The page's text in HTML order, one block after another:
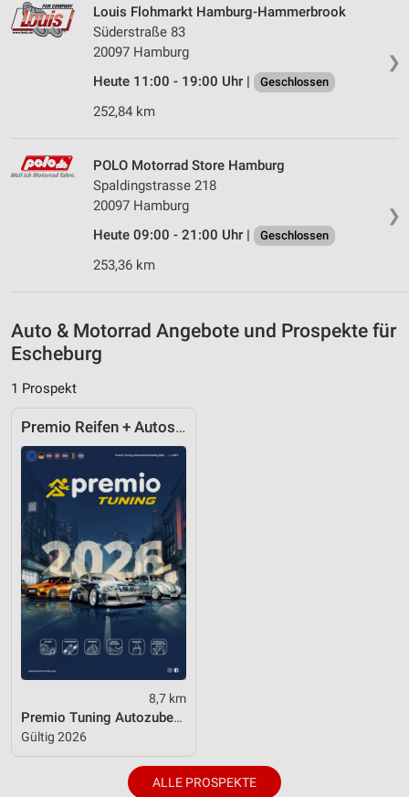
❯
Louis Flohmarkt Hamburg-Hammerbrook
Süderstraße 83
20097 Hamburg
Heute 11:00 - 19:00 Uhr |
Geschlossen
252,84 km
❯
POLO Motorrad Store Hamburg
Spaldingstrasse 218
20097 Hamburg
Heute 09:00 - 21:00 Uhr |
Geschlossen
253,36 km
Auto & Motorrad Angebote und Prospekte für
Escheburg
1 Prospekt
Premio Reifen + Autoservice
8,7 km
Premio Tuning Autozubehörkatalog 2026
Gültig 2026
ALLE PROSPEKTE
Inhalten
IAB-Besonderheiten:
Geräte anhand von aktiv angeforderten
Informationen identifizieren
Notwendig